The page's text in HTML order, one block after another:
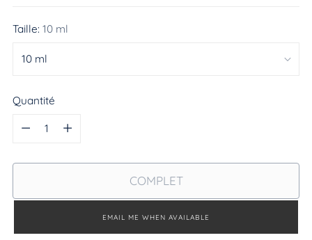
Taille: 10 ml
Quantité
Quantité
COMPLET
EMAIL ME WHEN AVAILABLE